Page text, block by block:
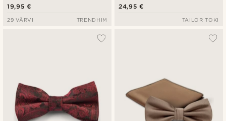
19,95 €
29 VÄRVI TRENDHIM
24,95 €
TAILOR TOKI